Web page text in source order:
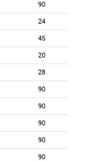
90
24
45
20
28
90
90
90
90
90